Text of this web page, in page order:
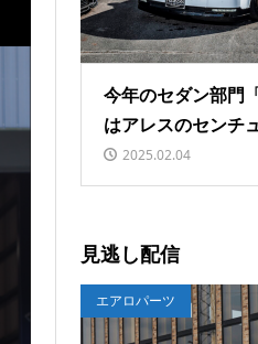
今年のセダン部門
はアレスのセンチ
2025.02.04
見逃し配信
エアロパーツ